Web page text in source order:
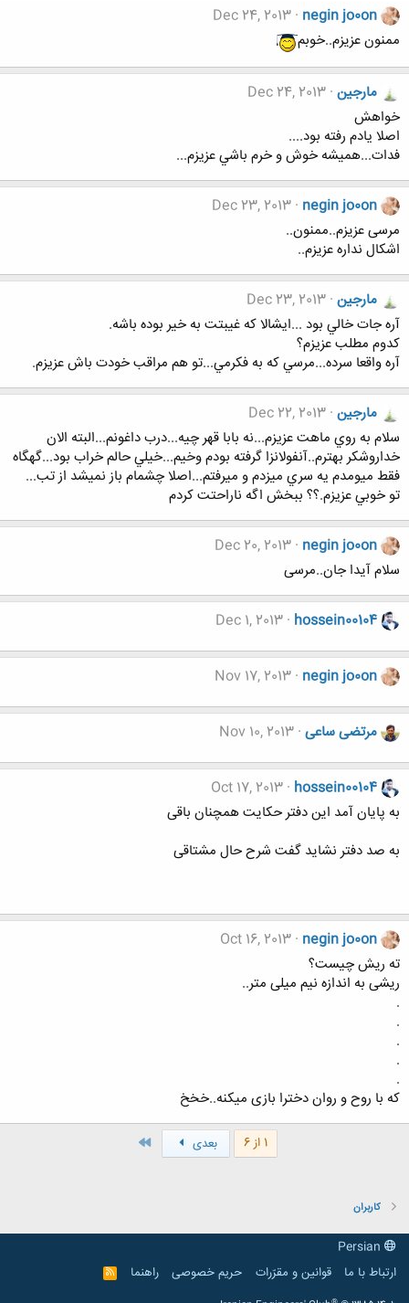
negin jo0on
Dec 24, 2013
ممنون عزیزم..خوبم
مارجين Dec 24, 2013
خواهش
اصلا يادم رفته بود....
فدات...هميشه خوش و خرم باشي عزيزم...
negin jo0on
Dec 23, 2013
مرسی عزیزم..ممنون..
اشکال نداره عزیزم..
مارجين Dec 23, 2013
آره جات خالي بود ...ايشالا كه غيبتت به خير بوده باشه.
كدوم مطلب عزيزم؟
آره واقعا سرده...مرسي كه به فكرمي...تو هم مراقب خودت باش عزيزم.
مارجين Dec 22, 2013
سلام به روي ماهت عزيزم...نه بابا قهر چيه...درب داغونم...البته الان
خداروشكر بهترم..آنفولانزا گرفته بودم وخيم...خيلي حالم خراب بود...گهگاه
فقط ميومدم يه سري ميزدم و ميرفتم...اصلا چشمام باز نميشد از تب...
تو خوبي عزيزم.؟؟ ببخش اگه ناراحتت كردم
negin jo0on
Dec 20, 2013
سلام آیدا جان..مرسی
hossein00104
Dec 1, 2013
negin jo0on
Nov 17, 2013
مرتضی ساعی Nov 10, 2013
hossein00104
Oct 17, 2013
به پایان آمد این دفتر حکایت همچنان باقی
به صد دفتر نشاید گفت شرح حال مشتاقی
negin jo0on
Oct 16, 2013
ته ریش چیست؟
ریشی به اندازه نیم میلی متر..
.
.
.
.
.
که با روح و روان دخترا بازی میکنه..خخخ
1 از 6 بعدی
کاربران
ارتباط با ما
قوانین و مقرّرات حریم خصوصی راهنما
R
S